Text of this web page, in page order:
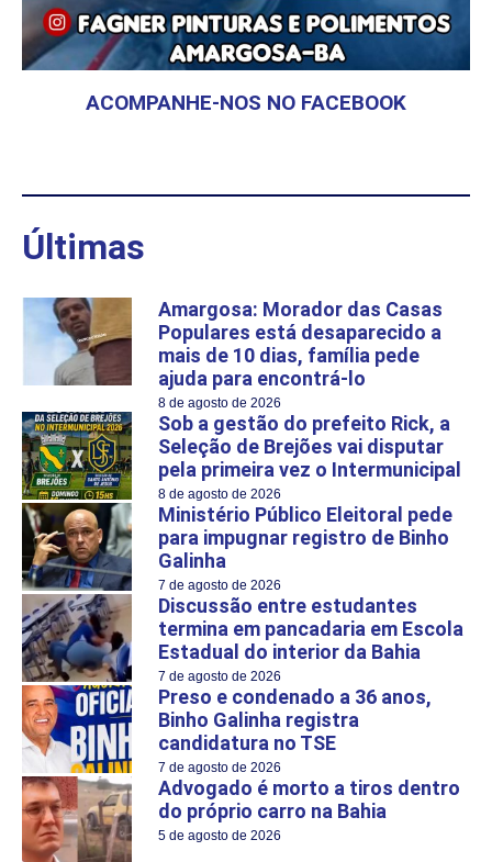
ACOMPANHE-NOS NO FACEBOOK
Últimas
Amargosa: Morador das Casas
Populares está desaparecido a
mais de 10 dias, família pede
ajuda para encontrá-lo
8 de agosto de 2026
Sob a gestão do prefeito Rick, a
Seleção de Brejões vai disputar
pela primeira vez o Intermunicipal
8 de agosto de 2026
Ministério Público Eleitoral pede
para impugnar registro de Binho
Galinha
7 de agosto de 2026
Discussão entre estudantes
termina em pancadaria em Escola
Estadual do interior da Bahia
7 de agosto de 2026
Preso e condenado a 36 anos,
Binho Galinha registra
candidatura no TSE
7 de agosto de 2026
Advogado é morto a tiros dentro
do próprio carro na Bahia
5 de agosto de 2026